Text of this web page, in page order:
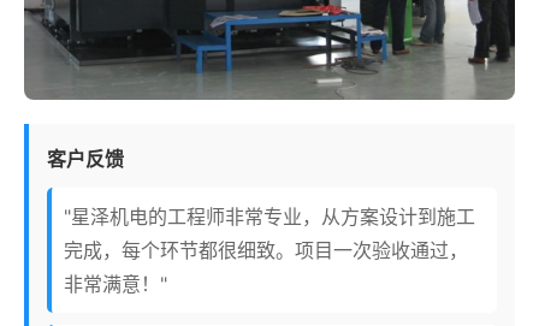
客户反馈
"星泽机电的工程师非常专业，从方案设计到施工
完成，每个环节都很细致。项目一次验收通过，
非常满意！"